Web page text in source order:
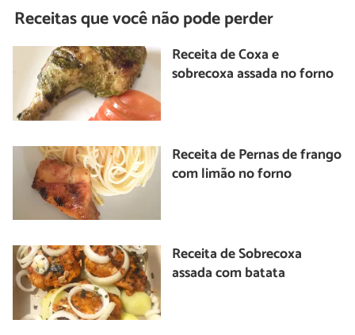
Receitas que você não pode perder
Receita de Coxa e
sobrecoxa assada no forno
Receita de Pernas de frango
com limão no forno
Receita de Sobrecoxa
assada com batata